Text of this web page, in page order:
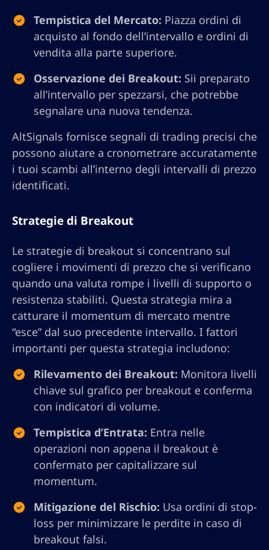
Tempistica del Mercato: Piazza ordini di
acquisto al fondo dell’intervallo e ordini di
vendita alla parte superiore.
Osservazione dei Breakout: Sii preparato
all’intervallo per spezzarsi, che potrebbe
segnalare una nuova tendenza.
AltSignals fornisce segnali di trading precisi che
possono aiutare a cronometrare accuratamente
i tuoi scambi all’interno degli intervalli di prezzo
identificati.
Strategie di Breakout
Le strategie di breakout si concentrano sul
cogliere i movimenti di prezzo che si verificano
quando una valuta rompe i livelli di supporto o
resistenza stabiliti. Questa strategia mira a
catturare il momentum di mercato mentre
“esce” dal suo precedente intervallo. I fattori
importanti per questa strategia includono:
Rilevamento dei Breakout: Monitora livelli
chiave sul grafico per breakout e conferma
con indicatori di volume.
Tempistica d’Entrata: Entra nelle
operazioni non appena il breakout è
confermato per capitalizzare sul
momentum.
Mitigazione del Rischio: Usa ordini di stop-
loss per minimizzare le perdite in caso di
breakout falsi.